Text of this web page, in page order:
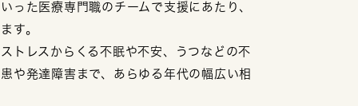
った医療専門職のチームで支援にあたり、
す。
トレスからくる不眠や不安、うつなどの不
や発達障害まで、あらゆる年代の幅広い相